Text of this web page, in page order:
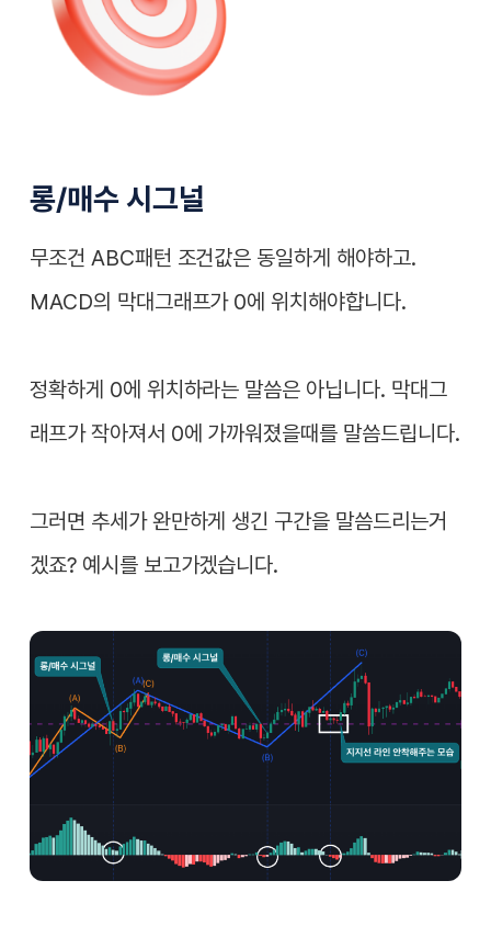
롱/매수 시그널
무조건 ABC패턴 조건값은 동일하게 해야하고.
MACD의 막대그래프가 0에 위치해야합니다.
정확하게 0에 위치하라는 말씀은 아닙니다. 막대그
래프가 작아져서 0에 가까워졌을때를 말씀드립니다.
그러면 추세가 완만하게 생긴 구간을 말씀드리는거
겠죠? 예시를 보고가겠습니다.